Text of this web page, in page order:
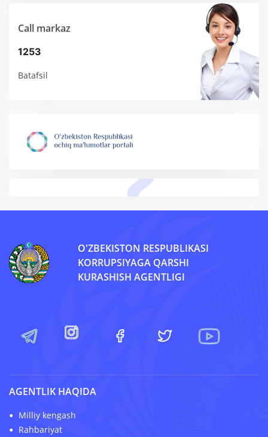
Call markaz
1253
Batafsil
O'ZBEKISTON RESPUBLIKASI
KORRUPSIYAGA QARSHI
KURASHISH AGENTLIGI
AGENTLIK HAQIDA
Milliy kengash
Rahbariyat